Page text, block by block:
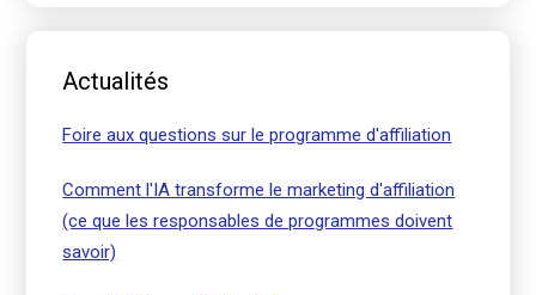
Actualités
Foire aux questions sur le programme d'affiliation
Comment l'IA transforme le marketing d'affiliation
(ce que les responsables de programmes doivent
savoir)